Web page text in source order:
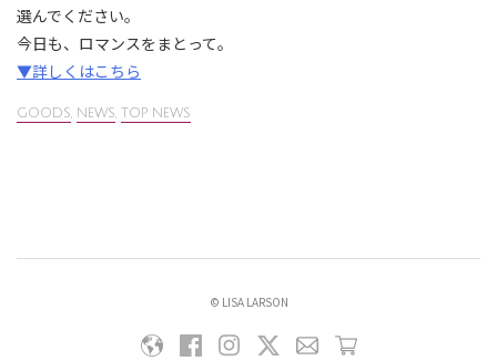
選んでください。
今日も、ロマンスをまとって。
▼詳しくはこちら
GOODS NEWS TOP NEWS
© LISA LARSON